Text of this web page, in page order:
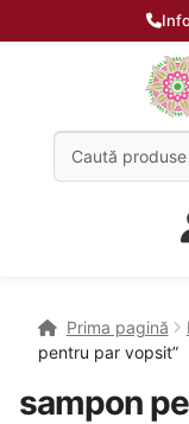
Prima pagină
pentru par vopsit”
sampon